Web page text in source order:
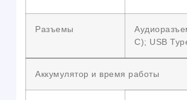
Разъемы
C); USB
Аккумулятор и время работы